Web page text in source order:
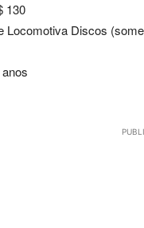
130
Locomotiva Discos